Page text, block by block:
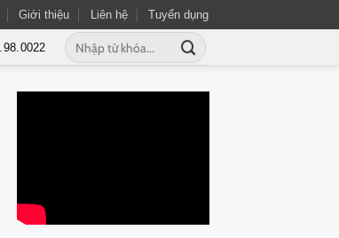
Giới thiệu Liên hệ Tuyển dụng
Tìm
kiếm: